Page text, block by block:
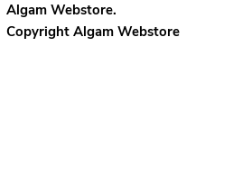
Algam Webstore.
Copyright Algam Webstore